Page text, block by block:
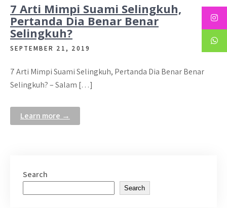
7 Arti Mimpi Suami Selingkuh,
Pertanda Dia Benar Benar
Selingkuh?
SEPTEMBER 21, 2019
7 Arti Mimpi Suami Selingkuh, Pertanda Dia Benar Benar
Selingkuh? – Salam […]
Learn more →
Search
Search